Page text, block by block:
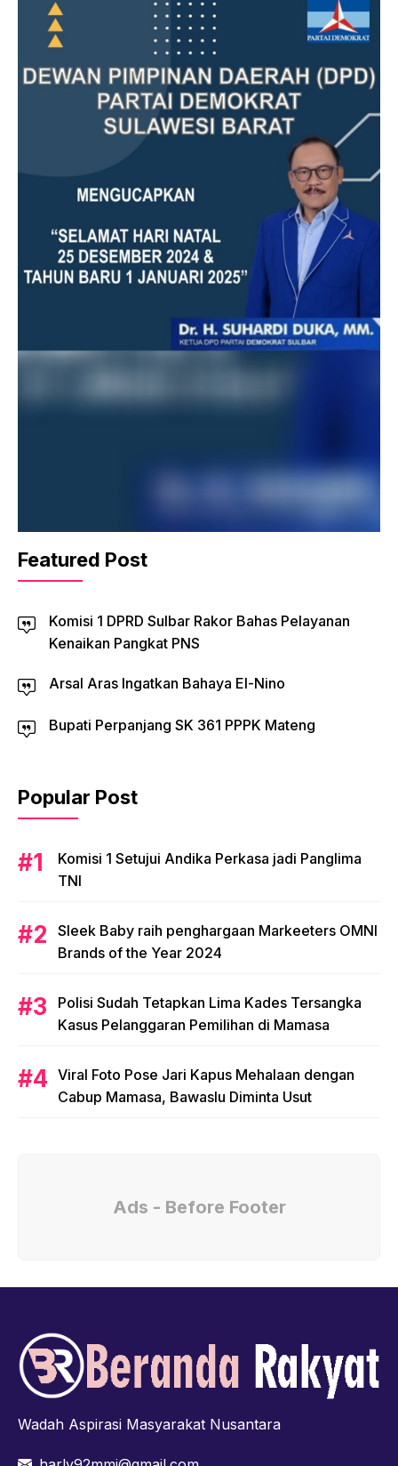
Featured Post
Komisi 1 DPRD Sulbar Rakor Bahas Pelayanan
Kenaikan Pangkat PNS
Arsal Aras Ingatkan Bahaya El-Nino
Bupati Perpanjang SK 361 PPPK Mateng
Popular Post
Komisi 1 Setujui Andika Perkasa jadi Panglima
TNI
Sleek Baby raih penghargaan Markeeters OMNI
Brands of the Year 2024
Polisi Sudah Tetapkan Lima Kades Tersangka
Kasus Pelanggaran Pemilihan di Mamasa
Viral Foto Pose Jari Kapus Mehalaan dengan
Cabup Mamasa, Bawaslu Diminta Usut
Ads - Before Footer
Wadah Aspirasi Masyarakat Nusantara